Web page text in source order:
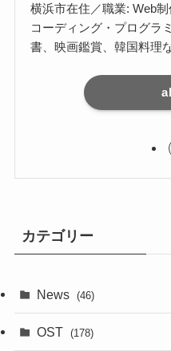
横浜市在住／職業: Web
コーディング・プログラ
書、映画鑑賞、韓国料理
カテゴリー
News (46)
OST (178)